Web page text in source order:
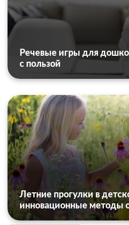
Речевые игры для
с пользой
Летние прогулки в
инновационные методы